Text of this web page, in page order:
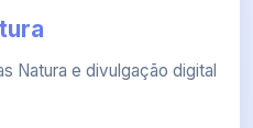
Natura e divulgação digital